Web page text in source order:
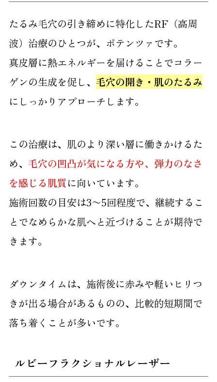
たるみ毛穴の引き締めに特化したRF（高周
波）治療のひとつが、ポテンツァです。
真皮層に熱エネルギーを届けることでコラー
ゲンの生成を促し、 毛穴の開き・肌のたるみ
にしっかりアプローチします。
この治療は、肌のより深い層に働きかけるた
め、 毛穴の凹凸が気になる方や、弾力のなさ
を感じる肌質に向いています。
施術回数の目安は3〜5回程度で、継続するこ
とでなめらかな肌へと近づけることが期待で
きます。
ダウンタイムは、施術後に赤みや軽いヒリつ
きが出る場合があるものの、比較的短期間で
落ち着くことが多いです。
ルビーフラクショナルレーザー